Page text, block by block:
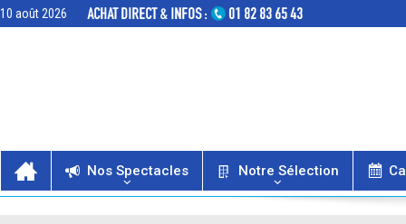
10 août 2026
Nos Spectacles Notre Sélection